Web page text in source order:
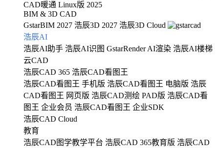
CAD暖通 Linux版 2025
BIM & 3D CAD
GstarBIM 2027 浩辰3D 2027 浩辰3D Cloud
浩辰AI
浩辰AI助手 浩辰AI识图 GstarRender AI渲染 浩辰AI楼梯
云CAD
浩辰CAD 365 浩辰CAD看图王
浩辰CAD看图王 手机版 浩辰CAD看图王 电脑版 浩辰
CAD看图王 网页版 浩辰CAD测绘 PAD版 浩辰CAD看
图王 企业会员 浩辰CAD看图王 企业SDK
浩辰CAD Cloud
教育
浩辰CAD图学教学平台 浩辰CAD 365教育版 浩辰CAD